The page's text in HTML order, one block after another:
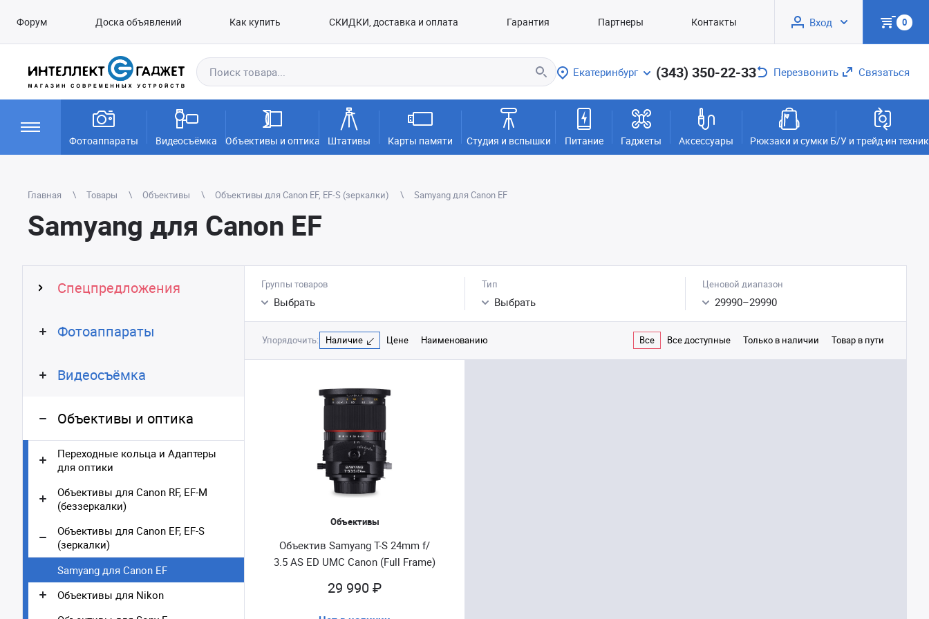
Форум Доска объявлений Как купить СКИДКИ, доставка и оплата Гарантия Партнеры Контакты Вход 0
Екатеринбург (343) 350-22-33 Перезвонить Связаться
Фотоаппараты Видеосъёмка Объективы и оптика Штативы Карты памяти Студия и вспышки Питание Гаджеты Аксессуары Рюкзаки и сумки Б/У и трейд-ин
Главная Товары Объективы Объективы для Canon EF, EF-S (зеркалки) Samyang для Canon EF
Samyang для Canon EF
Спецпредложения
Фотоаппараты
Видеосъёмка
Объективы и оптика
Переходные кольца и Адаптеры
для оптики
Объективы для Canon RF, EF-M
(беззеркалки)
Объективы для Canon EF, EF-S
(зеркалки)
Samyang для Canon EF
Объективы для Nikon
Группы товаров
Выбрать
Тип
Выбрать
Ценовой диапазон
29990–29990
Упорядочить: Наличие Цене Наименованию Все Все доступные Только в наличии Товар в пути
Объективы
Объектив Samyang T-S 24mm f/
3.5 AS ED UMC Canon (Full Frame)
29 990 ₽